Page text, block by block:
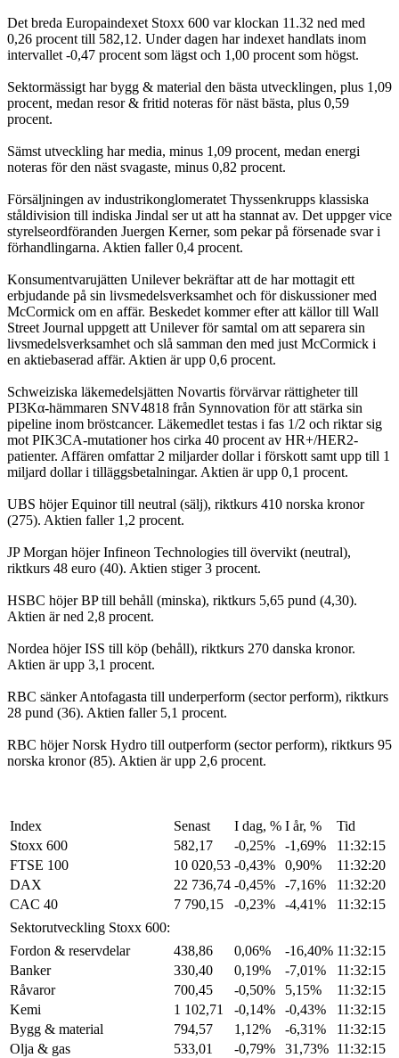
Det breda Europaindexet Stoxx 600 var klockan 11.32 ned med
0,26 procent till 582,12. Under dagen har indexet handlats inom
intervallet -0,47 procent som lägst och 1,00 procent som högst.
Sektormässigt har bygg & material den bästa utvecklingen, plus 1,09
procent, medan resor & fritid noteras för näst bästa, plus 0,59
procent.
Sämst utveckling har media, minus 1,09 procent, medan energi
noteras för den näst svagaste, minus 0,82 procent.
Försäljningen av industrikonglomeratet Thyssenkrupps klassiska
ståldivision till indiska Jindal ser ut att ha stannat av. Det uppger vice
styrelseordföranden Juergen Kerner, som pekar på försenade svar i
förhandlingarna. Aktien faller 0,4 procent.
Konsumentvarujätten Unilever bekräftar att de har mottagit ett
erbjudande på sin livsmedelsverksamhet och för diskussioner med
McCormick om en affär. Beskedet kommer efter att källor till Wall
Street Journal uppgett att Unilever för samtal om att separera sin
livsmedelsverksamhet och slå samman den med just McCormick i
en aktiebaserad affär. Aktien är upp 0,6 procent.
Schweiziska läkemedelsjätten Novartis förvärvar rättigheter till
PI3Kα-hämmaren SNV4818 från Synnovation för att stärka sin
pipeline inom bröstcancer. Läkemedlet testas i fas 1/2 och riktar sig
mot PIK3CA-mutationer hos cirka 40 procent av HR+/HER2-
patienter. Affären omfattar 2 miljarder dollar i förskott samt upp till 1
miljard dollar i tilläggsbetalningar. Aktien är upp 0,1 procent.
UBS höjer Equinor till neutral (sälj), riktkurs 410 norska kronor
(275). Aktien faller 1,2 procent.
JP Morgan höjer Infineon Technologies till övervikt (neutral),
riktkurs 48 euro (40). Aktien stiger 3 procent.
HSBC höjer BP till behåll (minska), riktkurs 5,65 pund (4,30).
Aktien är ned 2,8 procent.
Nordea höjer ISS till köp (behåll), riktkurs 270 danska kronor.
Aktien är upp 3,1 procent.
RBC sänker Antofagasta till underperform (sector perform), riktkurs
28 pund (36). Aktien faller 5,1 procent.
RBC höjer Norsk Hydro till outperform (sector perform), riktkurs 95
norska kronor (85). Aktien är upp 2,6 procent.
Index Senast I dag, % I år, %
Tid
Stoxx 600
582,17 -0,25% -1,69%
11:32:15
FTSE 100
10 020,53 -0,43% 0,90%
11:32:20
DAX
22 736,74 -0,45% -7,16%
11:32:20
CAC 40
7 790,15 -0,23% -4,41%
11:32:15
Sektorutveckling Stoxx 600:
Fordon & reservdelar
438,86 0,06% -16,40% 11:32:15
Banker
330,40 0,19% -7,01%
11:32:15
Råvaror
700,45 -0,50% 5,15%
11:32:15
Kemi
1 102,71 -0,14% -0,43%
11:32:15
Bygg & material
794,57 1,12% -6,31%
11:32:15
Olja & gas
533,01 -0,79% 31,73% 11:32:15